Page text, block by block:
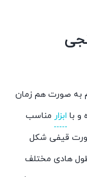
ورودی دو سیم به صورت هم زمان
با ابزار مناسب
قیفی شکل
هادی مختلف